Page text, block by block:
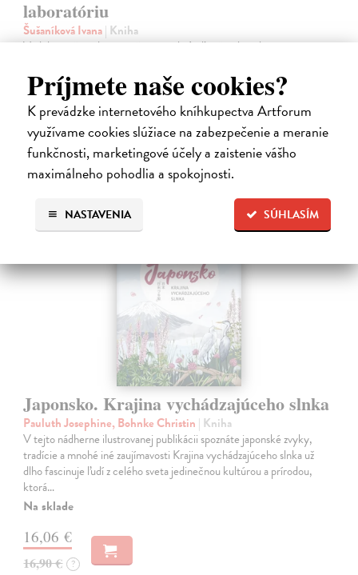
Príjmete naše cookies?
K prevádzke internetového kníhkupectva Artforum
využívame cookies slúžiace na zabezpečenie a meranie
funkčnosti, marketingové účely a zaistenie vášho
maximálneho pohodlia a spokojnosti.
SÚHLASÍM
NASTAVENIA
laboratóriu
Šušaníková Ivana| Kniha
Vedeli ste, že si doma môžete vyrobiť soľné šperky, vlastné jogurty,
jednoduchých pokusov s bežnými predmetmi a materiálmi.
Na sklade
14,20 €
14,95 € ?
Japonsko. Krajina vychádzajúceho slnka
Pauluth Josephine, Bohnke Christin | Kniha
V tejto nádherne ilustrovanej publikácii spoznáte japonské zvyky,
tradície a mnohé iné zaujímavosti Krajina vychádzajúceho slnka už
dlho fascinuje ľudí z celého sveta jedinečnou kultúrou a prírodou,
ktorá…
Na sklade
16,06 €
16,90 € ?